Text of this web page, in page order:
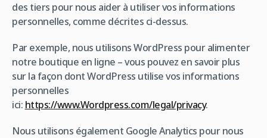
des tiers pour nous aider à utiliser vos informations
personnelles, comme décrites ci-dessus.
Par exemple, nous utilisons WordPress pour alimenter
notre boutique en ligne – vous pouvez en savoir plus
sur la façon dont WordPress utilise vos informations
personnelles
ici: https://www.Wordpress.com/legal/privacy.
Nous utilisons également Google Analytics pour nous